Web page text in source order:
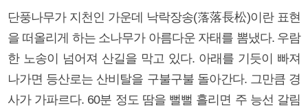
단풍나무가 지천인 가운데 낙락장송(落落長松)이란 표현
을 떠올리게 하는 소나무가 아름다운 자태를 뽐냈다. 우람
한 노송이 넘어져 산길을 막고 있다. 아래를 기듯이 빠져
나가면 등산로는 산비탈을 구불구불 돌아간다. 그만큼 경
사가 가파르다. 60분 정도 땀을 뻘뻘 흘리면 주 능선 갈림